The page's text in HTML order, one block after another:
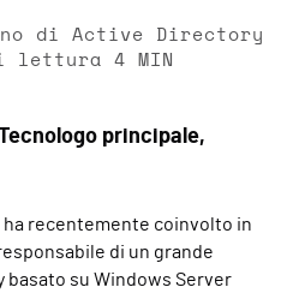
di Active Directory
lettura
4 MIN
principale,
ha recentemente coinvolto in
di un grande
su Windows Server